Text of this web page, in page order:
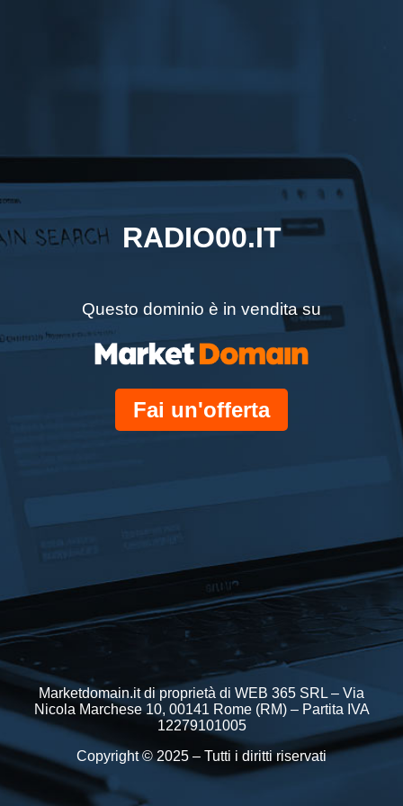
RADIO00.IT
Questo dominio è in vendita su
Fai un'offerta
Marketdomain.it di proprietà di WEB 365 SRL – Via
Nicola Marchese 10, 00141 Rome (RM) – Partita IVA
12279101005
Copyright © 2025 – Tutti i diritti riservati